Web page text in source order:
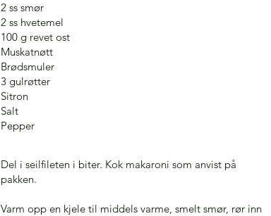
2 ss smør
2 ss hvetemel
100 g revet ost
Muskatnøtt
Brødsmuler
3 gulrøtter
Sitron
Salt
Pepper
Del i seilfileten i biter. Kok makaroni som anvist på
pakken.
Varm opp en kjele til middels varme, smelt smør, rør inn